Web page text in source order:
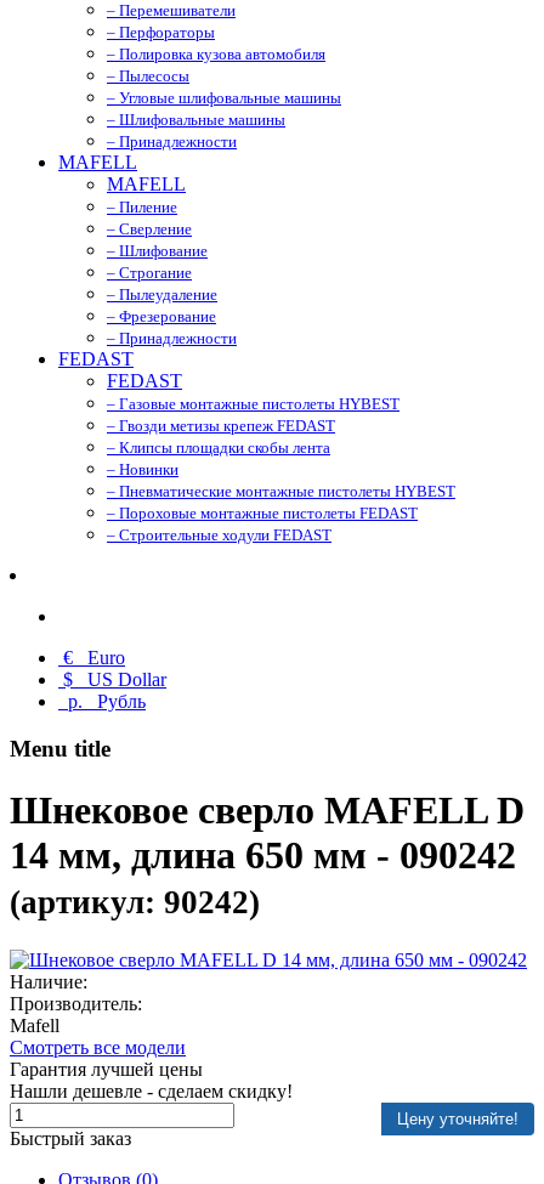
– Перемешиватели
– Перфораторы
– Полировка кузова автомобиля
– Пылесосы
– Угловые шлифовальные машины
– Шлифовальные машины
– Принадлежности
MAFELL
MAFELL
– Пиление
– Сверление
– Шлифование
– Строгание
– Пылеудаление
– Фрезерование
– Принадлежности
FEDAST
FEDAST
– Газовые монтажные пистолеты HYBEST
– Гвозди метизы крепеж FEDAST
– Клипсы площадки скобы лента
– Новинки
– Пневматические монтажные пистолеты HYBEST
– Пороховые монтажные пистолеты FEDAST
– Строительные ходули FEDAST
€ Euro
$ US Dollar
р. Рубль
Menu title
Шнековое сверло MAFELL D
14 мм, длина 650 мм - 090242
(артикул: 90242)
Наличие:
Производитель:
Mafell
Смотреть все модели
Гарантия лучшей цены
Нашли дешевле - сделаем скидку!
Цену уточняйте!
Быстрый заказ
Отзывов (0)